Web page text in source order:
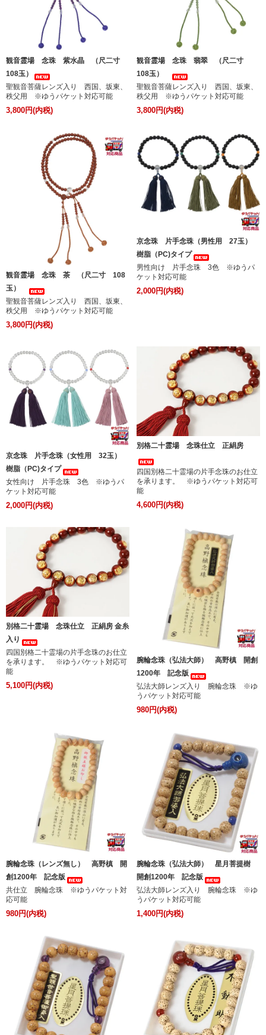
観音霊場 念珠 紫水晶 （尺二寸
108玉）
聖観音菩薩レンズ入り 西国、坂東、
秩父用 ※ゆうパケット対応可能
3,800円(内税)
観音霊場 念珠 翡翠 （尺二寸
108玉）
聖観音菩薩レンズ入り 西国、坂東、
秩父用 ※ゆうパケット対応可能
3,800円(内税)
観音霊場 念珠 茶 （尺二寸 108
玉）
聖観音菩薩レンズ入り 西国、坂東、
秩父用 ※ゆうパケット対応可能
3,800円(内税)
京念珠 片手念珠（男性用 27玉）
樹脂（PC)タイプ
男性向け 片手念珠 3色 ※ゆうパ
ケット対応可能
2,000円(内税)
京念珠 片手念珠（女性用 32玉）
樹脂（PC)タイプ
女性向け 片手念珠 3色 ※ゆうパ
ケット対応可能
2,000円(内税)
別格二十霊場 念珠仕立 正絹房
四国別格二十霊場の片手念珠のお仕立
を承ります。 ※ゆうパケット対応可
能
4,600円(内税)
別格二十霊場 念珠仕立 正絹房 金糸
入り
四国別格二十霊場の片手念珠のお仕立
を承ります。 ※ゆうパケット対応可
能
5,100円(内税)
腕輪念珠（弘法大師） 高野槙 開創
1200年 記念版
弘法大師レンズ入り 腕輪念珠 ※ゆ
うパケット対応可能
980円(内税)
腕輪念珠（レンズ無し） 高野槙 開
創1200年 記念版
共仕立 腕輪念珠 ※ゆうパケット対
応可能
980円(内税)
腕輪念珠（弘法大師） 星月菩提樹
開創1200年 記念版
弘法大師レンズ入り 腕輪念珠 ※ゆ
うパケット対応可能
1,400円(内税)